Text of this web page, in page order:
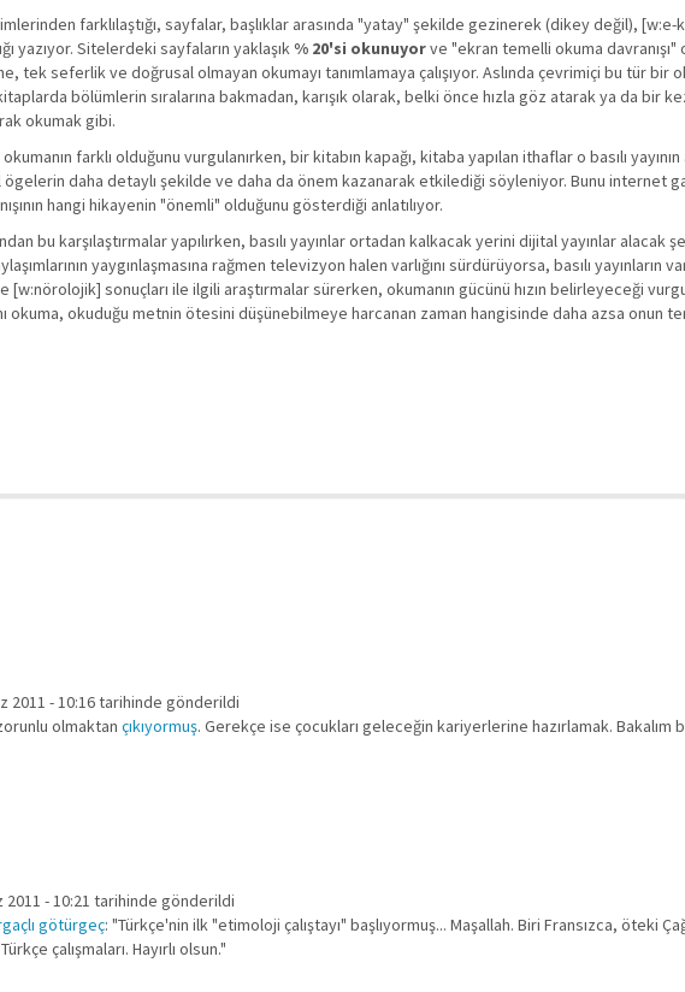
farklılaştığı, sayfalar, başlıklar arasında "yatay" şekilde gezinerek (dikey değil),
yazıyor. Sitelerdeki sayfaların yaklaşık% 20'si okunuyorve "ekran temelli okuma davranışı"
seferlik ve doğrusal olmayan okumayı tanımlamaya çalışıyor. Aslında çevrimiçi bu tür bir
bölümlerin sıralarına bakmadan, karışık olarak, belki önce hızla göz atarak ya da bir
okumak gibi.
okumanın farklı olduğunu vurgulanırken, bir kitabın kapağı, kitaba yapılan ithaflar o basılı yayının
daha detaylı şekilde ve daha da önem kazanarak etkilediği söyleniyor. Bunu internet
hangi hikayenin "önemli" olduğunu gösterdiği anlatılıyor.
bu karşılaştırmalar yapılırken, basılı yayınlar ortadan kalkacak yerini dijital yayınlar alacak
yaygınlaşmasına rağmen televizyon halen varlığını sürdürüyorsa, basılı yayınların
sonuçları ile ilgili araştırmalar sürerken, okumanın gücünü hızın belirleyeceği
okuma, okuduğu metnin ötesini düşünebilmeye harcanan zaman hangisinde daha azsa onun
2011 - 10:16 tarihinde gönderildi
olmaktan çıkıyormuş. Gerekçe ise çocukları geleceğin kariyerlerine hazırlamak. Bakalım
2011 - 10:21 tarihinde gönderildi
götürgeç: "Türkçe'nin ilk "etimoloji çalıştayı" başlıyormuş... Maşallah. Biri Fransızca, öteki
çalışmaları. Hayırlı olsun."